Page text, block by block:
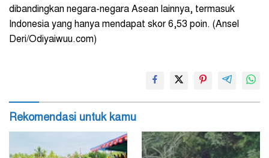
dibandingkan negara-negara Asean lainnya, termasuk
Indonesia yang hanya mendapat skor 6,53 poin. (Ansel
Deri/Odiyaiwuu.com)
Rekomendasi untuk kamu